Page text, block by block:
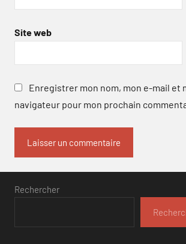
Site web
Enregistrer mon nom, mon e-mail et
navigateur pour mon prochain
Rechercher